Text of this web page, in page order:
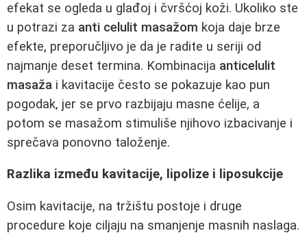
efekat se ogleda u glađoj i čvršćoj koži. Ukoliko ste
u potrazi za anti celulit masažom koja daje brze
efekte, preporučljivo je da je radite u seriji od
najmanje deset termina. Kombinacija anticelulit
masaža i kavitacije često se pokazuje kao pun
pogodak, jer se prvo razbijaju masne ćelije, a
potom se masažom stimuliše njihovo izbacivanje i
sprečava ponovno taloženje.
Razlika između kavitacije, lipolize i liposukcije
Osim kavitacije, na tržištu postoje i druge
procedure koje ciljaju na smanjenje masnih naslaga.